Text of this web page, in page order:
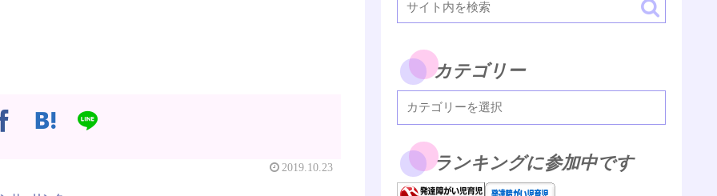
2019.10.23
カテゴリー
ランキングに参加中です